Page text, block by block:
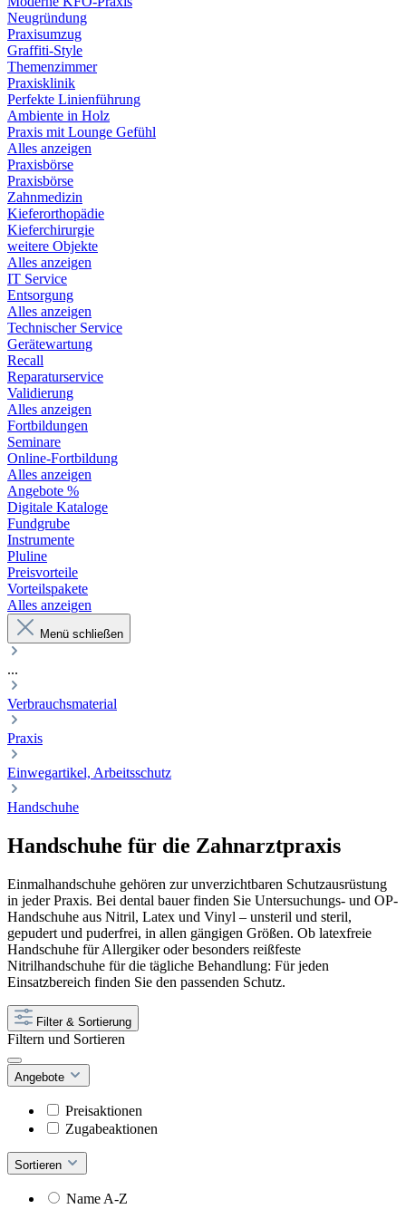
Neugründung
Praxisumzug
Graffiti-Style
Themenzimmer
Praxisklinik
Perfekte Linienführung
Ambiente in Holz
Praxis mit Lounge Gefühl
Alles anzeigen
Praxisbörse
Praxisbörse
Zahnmedizin
Kieferorthopädie
Kieferchirurgie
weitere Objekte
Alles anzeigen
IT Service
Entsorgung
Alles anzeigen
Technischer Service
Gerätewartung
Recall
Reparaturservice
Validierung
Alles anzeigen
Fortbildungen
Seminare
Online-Fortbildung
Alles anzeigen
Angebote %
Digitale Kataloge
Fundgrube
Instrumente
Pluline
Preisvorteile
Vorteilspakete
Alles anzeigen
Menü schließen
...
Verbrauchsmaterial
Praxis
Einwegartikel, Arbeitsschutz
Handschuhe
Handschuhe für die Zahnarztpraxis
Einmalhandschuhe gehören zur unverzichtbaren Schutzausrüstung
in jeder Praxis. Bei dental bauer finden Sie Untersuchungs- und OP-
Handschuhe aus Nitril, Latex und Vinyl – unsteril und steril,
gepudert und puderfrei, in allen gängigen Größen. Ob latexfreie
Handschuhe für Allergiker oder besonders reißfeste
Nitrilhandschuhe für die tägliche Behandlung: Für jeden
Einsatzbereich finden Sie den passenden Schutz.
Filter & Sortierung
Filtern und Sortieren
Angebote
Preisaktionen
Zugabeaktionen
Sortieren
Name A-Z